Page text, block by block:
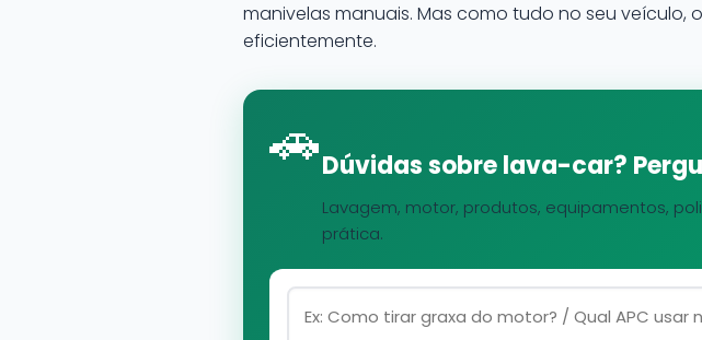
manivelas manuais. Mas como tudo no seu
eficientemente.
🚗Dúvidas sobre lava-car?
Lavagem, motor, produtos, equipamentos,
prática.